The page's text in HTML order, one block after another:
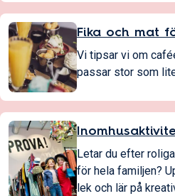
Fika och mat
Vi tipsar vi om
passar stor som
Letar du efter
för hela familjen?
lek och lär på